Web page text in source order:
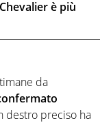
è più
da
destro preciso ha